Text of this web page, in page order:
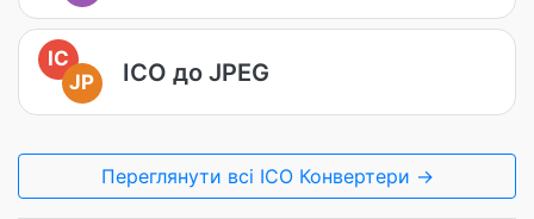
IC
JP
ICO до JPEG
Переглянути всі ICO Конвертери →